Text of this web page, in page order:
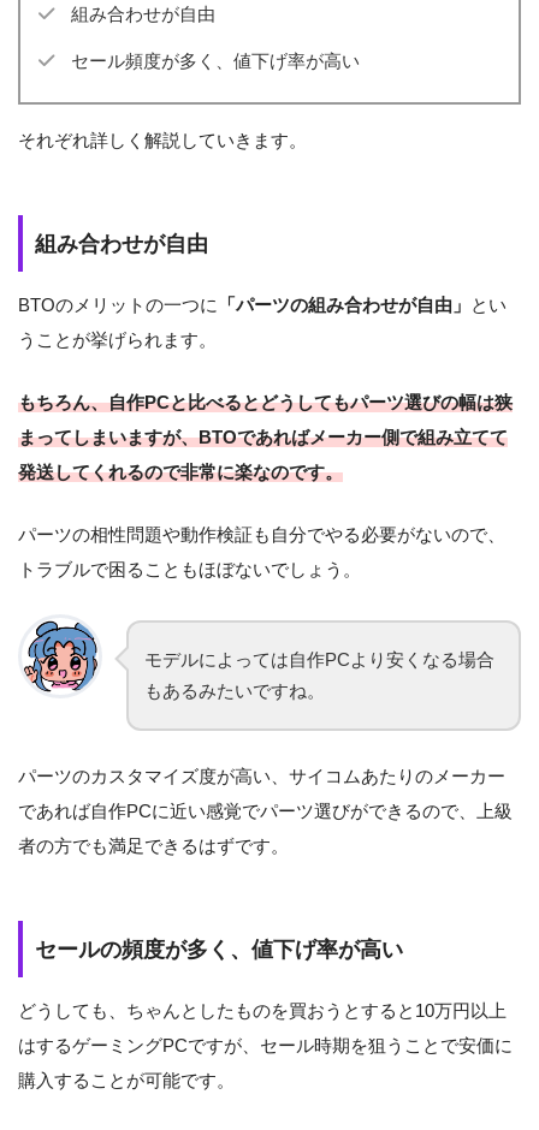
組み合わせが自由
セール頻度が多く、値下げ率が高い
それぞれ詳しく解説していきます。
組み合わせが自由
BTOのメリットの一つに 「パーツの組み合わせが自由」 とい
うことが挙げられます。
もちろん、自作PCと比べるとどうしてもパーツ選びの幅は狭
まってしまいますが、BTOであればメーカー側で組み立てて
発送してくれるので非常に楽なのです。
パーツの相性問題や動作検証も自分でやる必要がないので、
トラブルで困ることもほぼないでしょう。
モデルによっては自作PCより安くなる場合
もあるみたいですね。
パーツのカスタマイズ度が高い、サイコムあたりのメーカー
であれば自作PCに近い感覚でパーツ選びができるので、上級
者の方でも満足できるはずです。
セールの頻度が多く、値下げ率が高い
どうしても、ちゃんとしたものを買おうとすると10万円以上
はするゲーミングPCですが、セール時期を狙うことで安価に
購入することが可能です。